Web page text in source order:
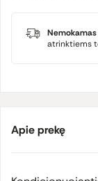
atrinktiems
Apie prekę